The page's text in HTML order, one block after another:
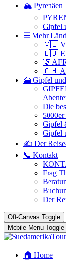
🏔️ Pyrenäen
Gipfel
☰ Mehr
🇻🇪
🇪🇺
🦒
🇨🇭
🗻 Gipfel
Die
Gipfel
Gipfel
✍️ Der
📞 Kontakt
Frag
Der
Off-Canvas Toggle
Mobile Menu Toggle
🏠 Home